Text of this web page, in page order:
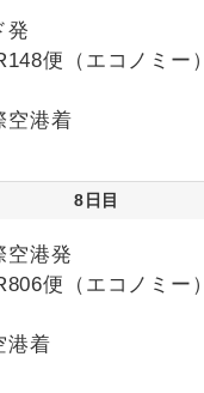
発
便（エコノミー）
空港着
8日目
空港発
便（エコノミー）
港着